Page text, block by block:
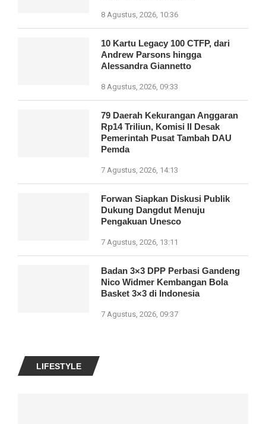
8 Agustus, 2026, 10:36
10 Kartu Legacy 100 CTFP, dari
Andrew Parsons hingga
Alessandra Giannetto
8 Agustus, 2026, 09:33
79 Daerah Kekurangan Anggaran
Rp14 Triliun, Komisi II Desak
Pemerintah Pusat Tambah DAU
Pemda
7 Agustus, 2026, 14:13
Forwan Siapkan Diskusi Publik
Dukung Dangdut Menuju
Pengakuan Unesco
7 Agustus, 2026, 13:11
Badan 3×3 DPP Perbasi Gandeng
Nico Widmer Kembangan Bola
Basket 3×3 di Indonesia
7 Agustus, 2026, 09:37
LIFESTYLE